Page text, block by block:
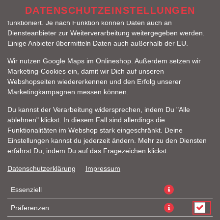
MEDITERRAN BURGER
DATENSCHUTZEINSTELLUNGEN
benötigt, damit bei Deinem Besuch unseres Webshops auch alles
funktioniert. Je nach Funktion können Daten auch an
Diensteanbieter zur Weiterverarbeitung weitergegeben werden.
Einige Anbieter übermitteln Daten auch außerhalb der EU.
Wir nutzen Google Maps im Onlineshop. Außerdem setzen wir
Marketing-Cookies ein, damit wir Dich auf unseren
Webshopseiten wiedererkennen und den Erfolg unserer
Marketingkampagnen messen können.
Du kannst der Verarbeitung widersprechen, indem Du "Alle
ablehnen" klickst. In diesem Fall sind allerdings die
Funktionalitäten im Webshop stark eingeschränkt. Deine
Einstellungen kannst du jederzeit ändern. Mehr zu den Diensten
erfährst Du, indem Du auf das Fragezeichen klickst.
Datenschutzerklärung Impressum
Essenziell
Präferenzen